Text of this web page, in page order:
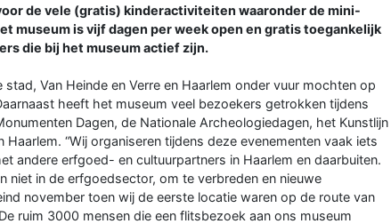
de vele (gratis) kinderactiviteiten waaronder de mini-
museum is vijf dagen per week open en gratis toegankelijk
die bij het museum actief zijn.
Van Heinde en Verre en Haarlem onder vuur mochten op
heeft het museum veel bezoekers getrokken tijdens
Dagen, de Nationale Archeologiedagen, het Kunstlijn
“Wij organiseren tijdens deze evenementen vaak iets
andere erfgoed- en cultuurpartners in Haarlem en daarbuiten.
niet in de erfgoedsector, om te verbreden en nieuwe
november toen wij de eerste locatie waren op de route van
ruim 3000 mensen die een flitsbezoek aan ons museum